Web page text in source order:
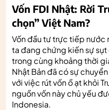
Vốn FDI Nhật: Rời
chọn” Việt Nam?
Vốn đầu tư trực tiếp nước
ta đang chứng kiến sự
trong cùng khoảng thời
Nhật Bản đã có sự
với việc rút vốn ồ ạt khỏi
nguồn vốn này chủ yếu
Indonesia.